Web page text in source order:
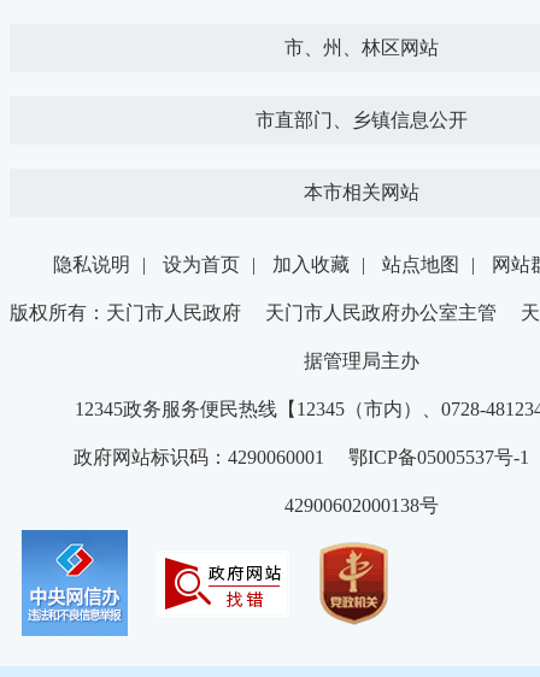
市、州、林区网站
市直部门、乡镇信息公开
本市相关网站
隐私说明 | 设为首页 | 加入收藏 | 站点地图 | 网站
版权所有：天门市人民政府 天门市人民政府办公室主管 天
据管理局主办
12345政务服务便民热线【12345（市内）、0728-
政府网站标识码：4290060001 鄂ICP备05005537号
42900602000138号